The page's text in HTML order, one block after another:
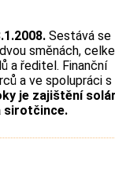
Sestává
směnách,
a ředitel. Finanční
a ve spolupráci s
je zajištění
sirotčince.